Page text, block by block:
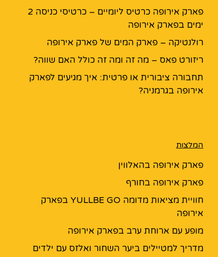
פארק אירופה כרטיס ליומיים – כרטיסי כניסה 2
ימים בפארק אירופה
רולנטיקה – פארק המים של פארק אירופה
ריזורט פאס – מה זה ומה זה כולל האם שווה?
תחבורה ציבורית או פרטית: איך מגיעים לפארק
אירופה בגרמניה?
המלצות
פארק אירופה בהאלווין
פארק אירופה בחורף
חוויית מציאות מדומה YULLBE GO בפארק
אירופה
מופע עם ארוחת ערב בפארק אירופה
מדריך למטיילים ביער השחור ואלזס עם ילדים